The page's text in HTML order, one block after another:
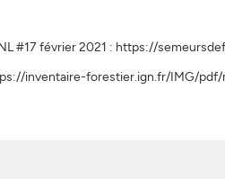
#17 février 2021 : https://
inventaire-forestier.ign.fr/IMG/